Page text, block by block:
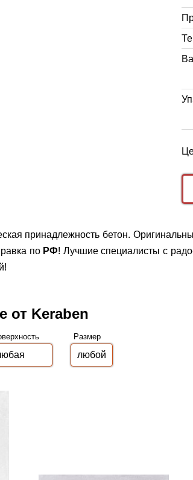
принадлежность бетон.
по РФ! Лучшие специалисты с
от Keraben
Размер